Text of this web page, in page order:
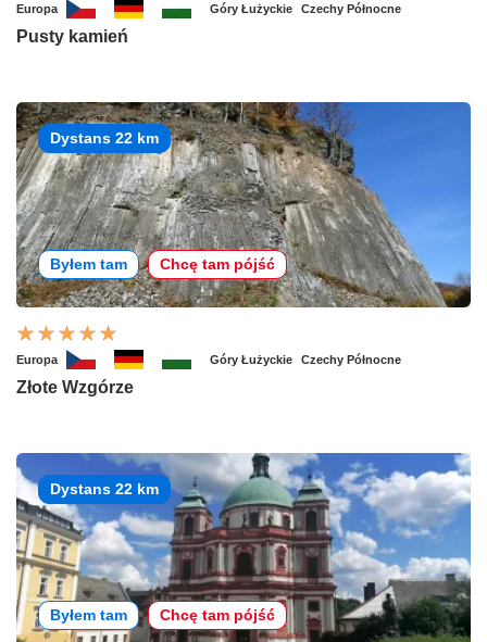
Europa Góry Łużyckie Czechy Północne
Pusty kamień
Dystans 22 km
Byłem tam Chcę tam pójść
Europa Góry Łużyckie Czechy Północne
Złote Wzgórze
Dystans 22 km
Byłem tam Chcę tam pójść